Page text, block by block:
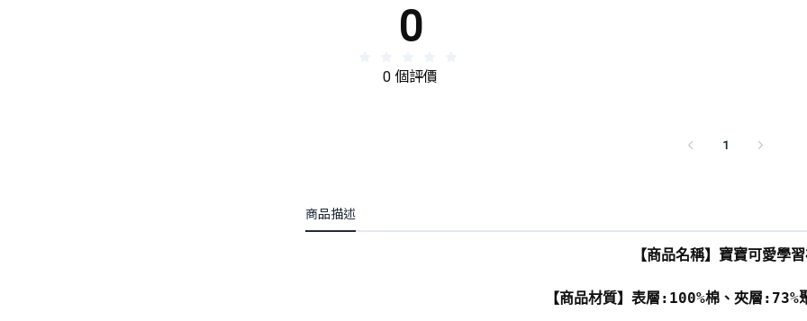
0
0 個評價
1
商品描述
【商品名稱】寶寶可愛學
【商品材質】表層:100%棉、夾層:73%